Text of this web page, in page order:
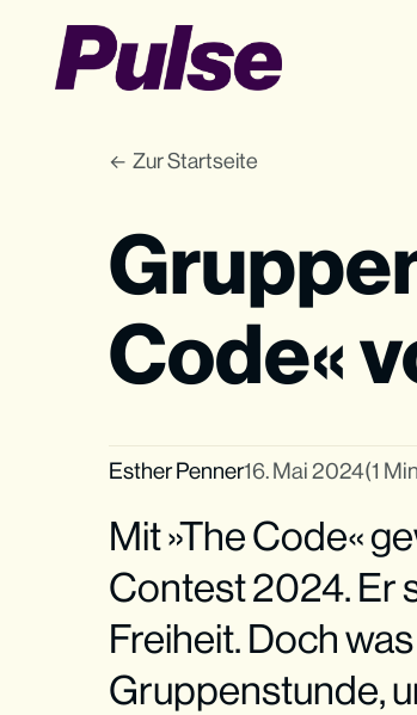
Zur Startseite
Code«
Esther Penner16. Mai 2024(1
Mit »The Code«
Contest 2024. Er
Freiheit. Doch
Gruppenstunde,